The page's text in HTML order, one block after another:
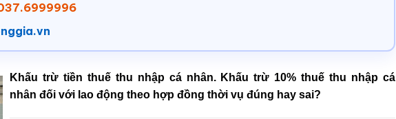
Khấu trừ tiền thuế thu nhập cá nhân. Khấu trừ 10% thuế thu nhập cá
nhân đối với lao động theo hợp đồng thời vụ đúng hay sai?